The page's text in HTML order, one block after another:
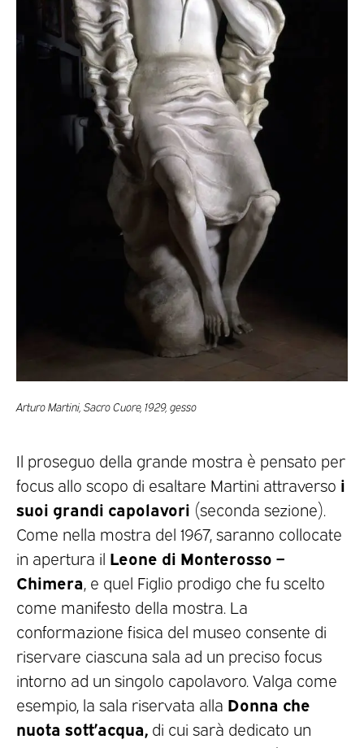
Arturo Martini, Sacro Cuore, 1929, gesso
Il proseguo della grande mostra è pensato per
focus allo scopo di esaltare Martini attraverso i
suoi grandi capolavori (seconda sezione).
Come nella mostra del 1967, saranno collocate
in apertura il Leone di Monterosso –
Chimera, e quel Figlio prodigo che fu scelto
come manifesto della mostra. La
conformazione fisica del museo consente di
riservare ciascuna sala ad un preciso focus
intorno ad un singolo capolavoro. Valga come
esempio, la sala riservata alla Donna che
nuota sott’acqua, di cui sarà dedicato un